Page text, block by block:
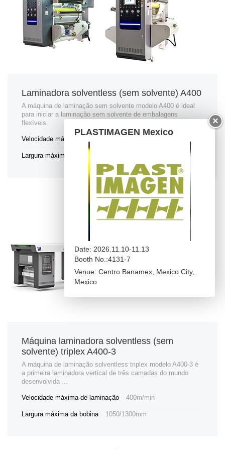
Laminadora solventless (sem solvente) A400
A máquina de laminação sem solvente modelo A400 é ideal
para iniciar a laminação sem solvente de embalagens
flexíveis.
Velocidade máxima de laminação
Largura máxima da bobina
Máquina laminadora solventless (sem
solvente) triplex A400-3
A máquina de laminação solventless triplex modelo A400-3 é
a primeira laminadora vertical de três camadas do mundo
desenvolvida ...
Velocidade máxima de laminação 400m/min
Largura máxima da bobina 1050/1300mm
×
PLASTIMAGEN Mexico
Date: 2026.11.10-11.13
Booth No.:4131-7
Venue: Centro Banamex, Mexico City,
Mexico